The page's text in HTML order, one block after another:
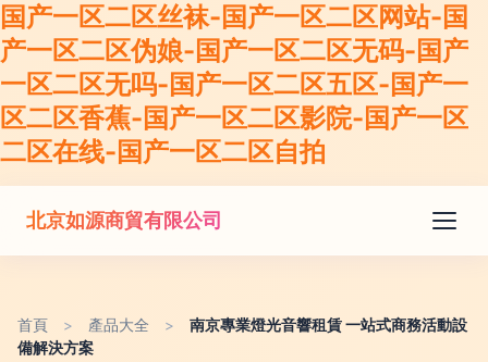
国产一区二区丝袜-国产一区二区网站-国
产一区二区伪娘-国产一区二区无码-国产
一区二区无吗-国产一区二区五区-国产一
区二区香蕉-国产一区二区影院-国产一区
二区在线-国产一区二区自拍
北京如源商貿有限公司
首頁 > 產品大全 >
南京專業燈光音響租賃 一站式商務活動設
備解決方案